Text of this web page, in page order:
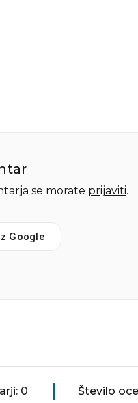
se morate prijaviti.
Google
0 Število